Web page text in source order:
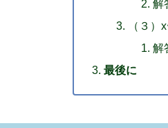
解
（３）
解
最後に